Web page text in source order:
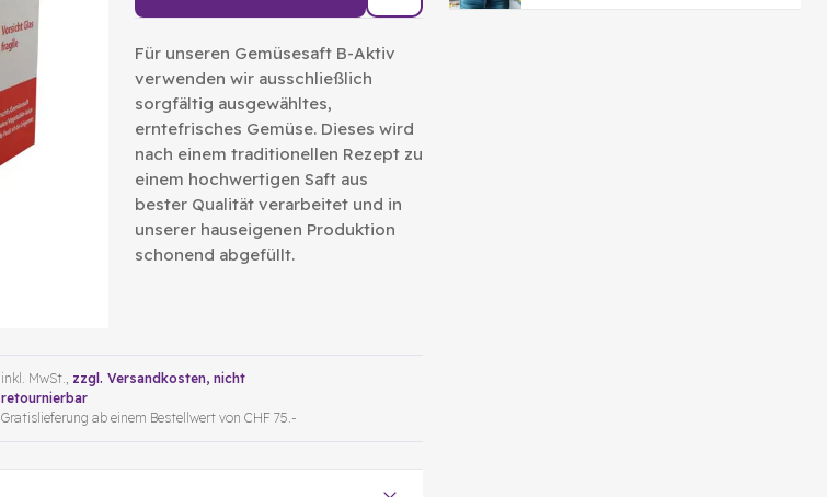
Für unseren Gemüsesaft B-Aktiv
verwenden wir ausschließlich
sorgfältig ausgewähltes,
erntefrisches Gemüse. Dieses wird
nach einem traditionellen Rezept zu
einem hochwertigen Saft aus
bester Qualität verarbeitet und in
unserer hauseigenen Produktion
schonend abgefüllt.
inkl. MwSt., zzgl. Versandkosten, nicht
retournierbar
Gratislieferung ab einem Bestellwert von CHF 75.-